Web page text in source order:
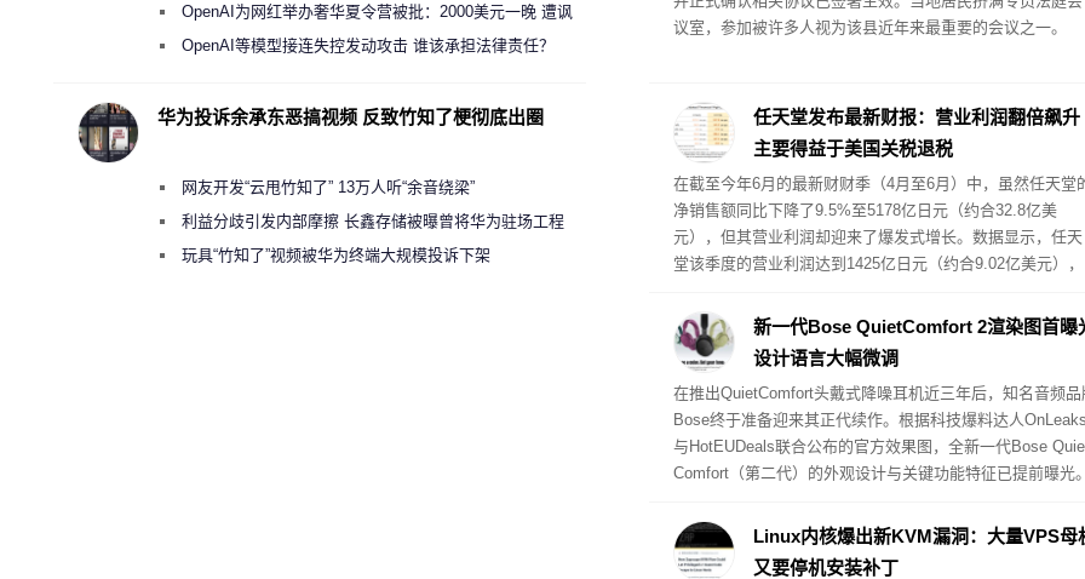
议室，参加被许多人视为该县近年来最重要的会议之一。
任天堂发布最新财报：营业利润翻倍飙升
主要得益于美国关税退税
在截至今年6月的最新财财季（4月至6月）中，虽然任天堂
净销售额同比下降了9.5%至5178亿日元（约合32.8亿美
元），但其营业利润却迎来了爆发式增长。数据显示，任天
堂该季度的营业利润达到1425亿日元（约合9.02亿美元），
新一代Bose QuietComfort 2渲染图首曝
设计语言大幅微调
在推出QuietComfort头戴式降噪耳机近三年后，知名音频品
Bose终于准备迎来其正代续作。根据科技爆料达人OnLeaks
与HotEUDeals联合公布的官方效果图，全新一代Bose
Comfort（第二代）的外观设计与关键功能特征已提前曝光。
Linux内核爆出新KVM漏洞：大量VPS母
又要停机安装补丁
新执法权限审查
OpenAI为网红举办奢华夏令营被批：2000美元一晚 遭讽
“反乌托邦”
OpenAI等模型接连失控发动攻击 谁该承担法律责任？
华为投诉余承东恶搞视频 反致竹知了梗彻底出圈
网友开发“云甩竹知了” 13万人听“余音绕梁”
利益分歧引发内部摩擦 长鑫存储被曝曾将华为驻场工程
师驱逐出研发基地
玩具“竹知了”视频被华为终端大规模投诉下架